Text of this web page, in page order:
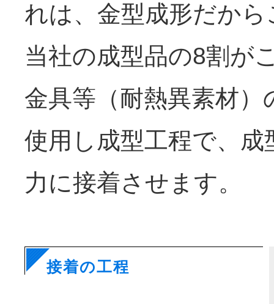
れは、金型成形だか
当社の成型品の8割が
金具等（耐熱異素材
使用し成型工程で、
力に接着させます。
接着の工程